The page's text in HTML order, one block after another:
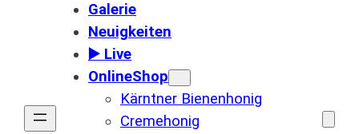
Galerie
Neuigkeiten
▶️ Live
OnlineShop
Kärntner Bienenhonig
Cremehonig